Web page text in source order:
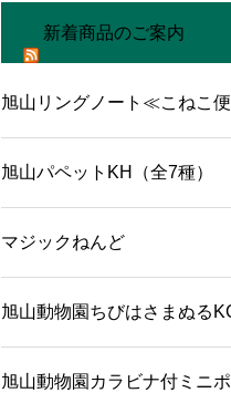
新着商品のご案内
旭山リングノート≪こねこ
旭山パペットKH（全7種）
マジックねんど
旭山動物園ちびはさまぬる
旭山動物園カラビナ付ミニ